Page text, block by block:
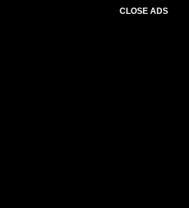
CLOSE ADS